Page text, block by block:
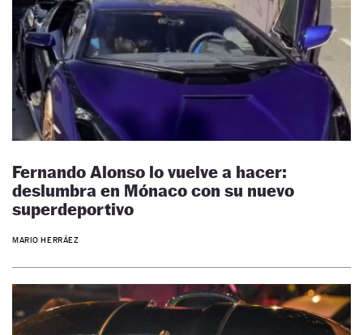
Fernando Alonso lo vuelve a hacer:
deslumbra en Mónaco con su nuevo
superdeportivo
MARIO HERRÁEZ